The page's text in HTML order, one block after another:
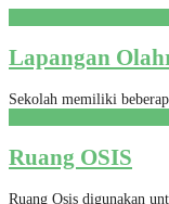
Lapangan
Sekolah memiliki
Ruang OSIS
Ruang Osis digunakan